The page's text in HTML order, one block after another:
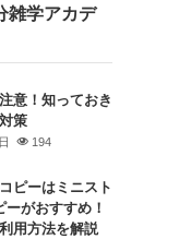
雑学アカデ
意！知っておき
策
194
ピーはミニスト
ーがおすすめ！
用方法を解説